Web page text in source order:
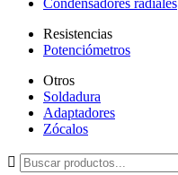
Condensadores radiales
Resistencias
Potenciómetros
Otros
Soldadura
Adaptadores
Zócalos
